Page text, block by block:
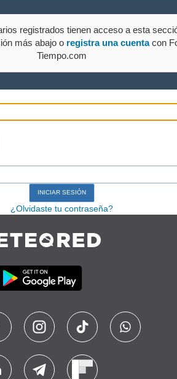
registrados tienen acceso a esta
más abajo o registra una cuentacon
Tiempo.com
¿Olvidaste tu contraseña?